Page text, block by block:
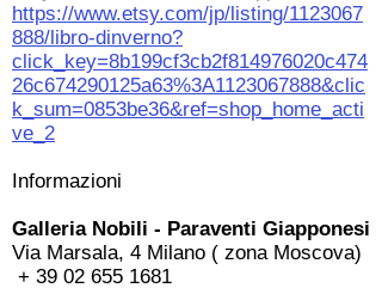
https://www.etsy.com/jp/listing/1123067
888/libro-dinverno?
click_key=8b199cf3cb2f814976020c474
26c674290125a63%3A1123067888&clic
k_sum=0853be36&ref=shop_home_acti
ve_2
Informazioni
Galleria Nobili - Paraventi Giapponesi
Via Marsala, 4 Milano ( zona Moscova)
+ 39 02 655 1681